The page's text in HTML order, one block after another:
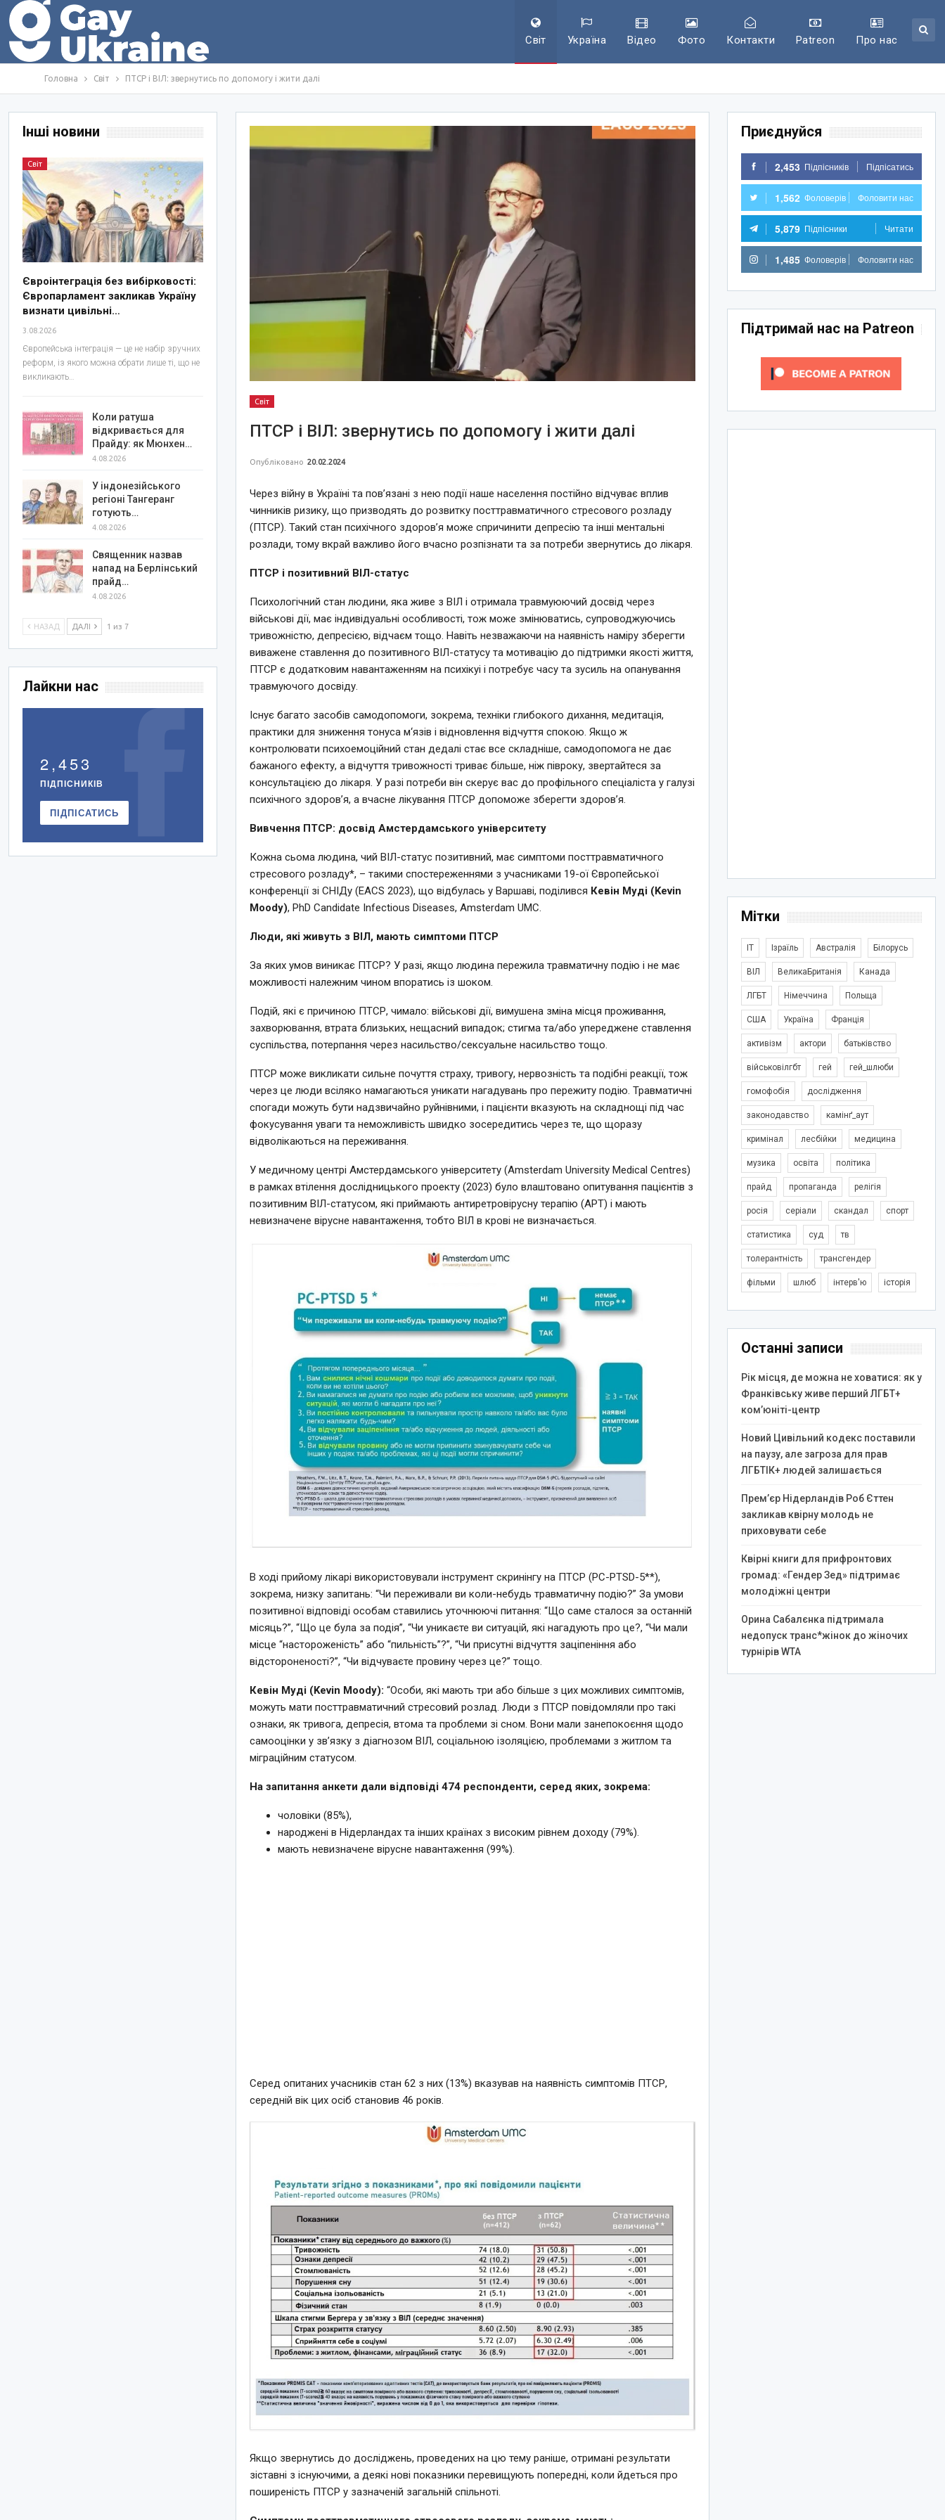
Світ Україна Відео Фото Контакти Patreon Про нас
Головна Світ ПТСР і ВІЛ: звернутись по допомогу і жити далі
Світ
ПТСР і ВІЛ: звернутись по допомогу і жити далі
Опубліковано 20.02.2024
Через війну в Україні та пов’язані з нею події наше населення постійно відчуває вплив
чинників ризику, що призводять до розвитку посттравматичного стресового розладу
(ПТСР). Такий стан психічного здоров’я може спричинити депресію та інші ментальні
розлади, тому вкрай важливо його вчасно розпізнати та за потреби звернутись до лікаря.
ПТСР і позитивний ВІЛ-статус
Психологічний стан людини, яка живе з ВІЛ і отримала травмуюючий досвід через
військові дії, має індивідуальні особливості, тож може змінюватись, супроводжуючись
тривожністю, депресією, відчаєм тощо. Навіть незважаючи на наявність наміру зберегти
виважене ставлення до позитивного ВІЛ-статусу та мотивацію до підтримки якості життя,
ПТСР є додатковим навантаженням на психікуі і потребує часу та зусиль на опанування
травмуючого досвіду.
Існує багато засобів самодопомоги, зокрема, техніки глибокого дихання, медитація,
практики для зниження тонуса м‘язів і відновлення відчуття спокою. Якщо ж
контролювати психоемоційний стан дедалі стає все складніше, самодопомога не дає
бажаного ефекту, а відчуття тривожності триває більше, ніж півроку, звертайтеся за
консультацією до лікаря. У разі потреби він скерує вас до профільного спеціаліста у галузі
психічного здоров’я, а вчасне лікування ПТСР допоможе зберегти здоров’я.
Вивчення ПТСР: досвід Амстердамського університету
Кожна сьома людина, чий ВІЛ-статус позитивний, має симптоми посттравматичного
стресового розладу*, – такими спостереженнями з учасниками 19-ої Європейської
конференції зі СНІДу (EACS 2023), що відбулась у Варшаві, поділився Кевін Муді (Kevin
Moody), PhD Candidate Infectious Diseases, Amsterdam UMC.
Люди, які живуть з ВІЛ, мають симптоми ПТСР
За яких умов виникає ПТСР? У разі, якщо людина пережила травматичну подію і не має
можливості належним чином впоратись із шоком.
Подій, які є причиною ПТСР, чимало: військові дії, вимушена зміна місця проживання,
захворювання, втрата близьких, нещасний випадок; стигма та/або упереджене ставлення
суспільства, потерпання через насильство/сексуальне насильство тощо.
ПТСР може викликати сильне почуття страху, тривогу, нервозність та подібні реакції, тож
через це люди всіляко намагаються уникати нагадувань про пережиту подію. Травматичні
спогади можуть бути надзвичайно руйнівними, і пацієнти вказують на складнощі під час
фокусування уваги та неможливість швидко зосередитись через те, що щоразу
відволікаються на переживання.
У медичному центрі Амстердамського університету (Amsterdam University Medical Centres)
в рамках втілення дослідницького проекту (2023) було влаштовано опитування пацієнтів з
позитивним ВІЛ-статусом, які приймають антиретровірусну терапію (АРТ) і мають
невизначене вірусне навантаження, тобто ВІЛ в крові не визначається.
В ході прийому лікарі використовували інструмент скринінгу на ПТСР (PC-PTSD-5**),
зокрема, низку запитань: “Чи переживали ви коли-небудь травматичну подію?” За умови
позитивної відповіді особам ставились уточнюючі питання: “Що саме сталося за останній
місяць?”, “Що це була за подія”, “Чи уникаєте ви ситуацій, які нагадують про це?, “Чи мали
місце “настороженість” або “пильність”?”, “Чи присутні відчуття заціпеніння або
відстороненості?”, “Чи відчуваєте провину через це?” тощо.
Кевін Муді (Kevin Moody): “Особи, які мають три або більше з цих можливих симптомів,
можуть мати посттравматичний стресовий розлад. Люди з ПТСР повідомляли про такі
ознаки, як тривога, депресія, втома та проблеми зі сном. Вони мали занепокоєння щодо
самооцінки у зв’язку з діагнозом ВІЛ, соціальною ізоляцією, проблемами з житлом та
міграційним статусом.
На запитання анкети дали відповіді 474 респонденти, серед яких, зокрема:
чоловіки (85%),
народжені в Нідерландах та інших країнах з високим рівнем доходу (79%).
мають невизначене вірусне навантаження (99%).
Серед опитаних учасників стан 62 з них (13%) вказував на наявність симптомів ПТСР,
середній вік цих осіб становив 46 років.
Якщо звернутись до досліджень, проведених на цю тему раніше, отримані результати
зіставні з існуючими, а деякі нові показники перевищують попередні, коли йдеться про
поширеність ПТСР у зазначеній загальній спільноті.
Приєднуйся
2,453 Підпісників Підпісатись
1,562 Фоловерів Фоловити нас
5,879 Підпісники Читати
1,485 Фоловерів Фоловити нас
Підтримай нас на Patreon
Мітки
IT Ізраїль Австралія Білорусь
ВІЛ ВеликаБританія Канада
ЛГБТ Німеччина Польща
США Україна Франція
активізм актори батьківство
військовілгбт гей гей_шлюби
гомофобія дослідження
законодавство камінґ_аут
кримінал лесбійки медицина
музика освіта політика
прайд пропаганда релігія
росія серіали скандал спорт
статистика суд тв
толерантність трансгендер
фільми шлюб інтерв'ю історія
Останні записи
Рік місця, де можна не ховатися: як у
Франківську живе перший ЛГБТ+
ком’юніті-центр
Новий Цивільний кодекс поставили
на паузу, але загроза для прав
ЛГБТІК+ людей залишається
Прем’єр Нідерландів Роб Єттен
закликав квірну молодь не
приховувати себе
Квірні книги для прифронтових
громад: «Гендер Зед» підтримає
молодіжні центри
Орина Сабалєнка підтримала
недопуск транс*жінок до жіночих
турнірів WTA
Інші новини
Світ
Євроінтеграція без вибірковості:
Європарламент закликав Україну
визнати цивільні…
3.08.2026
Європейська інтеграція — це не набір зручних
реформ, із якого можна обрати лише ті, що не
викликають…
Коли ратуша
відкривається для
Прайду: як Мюнхен…
4.08.2026
У індонезійського
регіоні Тангеранг
готують…
4.08.2026
Священник назвав
напад на Берлінський
прайд…
4.08.2026
НАЗАД ДАЛІ 1 из 7
Лайкни нас
2,453
ПІДПІСНИКІВ
ПІДПІСАТИСЬ